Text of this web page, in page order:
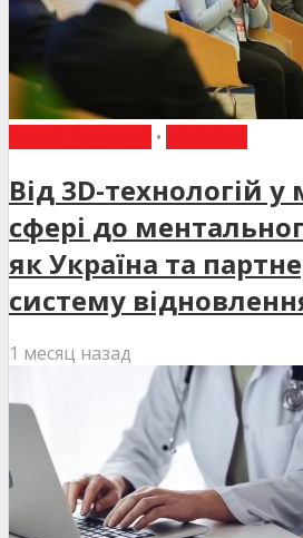
•
Від 3D-технологій
сфері до
як Україна та
систему
1 месяц назад